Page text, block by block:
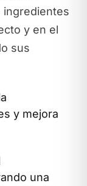
ingredientes
y en el
sus
y mejora
una